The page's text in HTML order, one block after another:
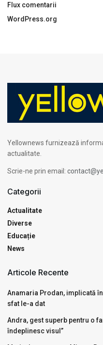
Flux comentarii
WordPress.org
Yellownews furnizează
actualitate.
Scrie-ne prin email:
Categorii
Actualitate
Diverse
Educație
News
Articole Recente
Anamaria Prodan, implicată
sfat le-a dat
Andra, gest superb pentru o
îndeplinesc visul”